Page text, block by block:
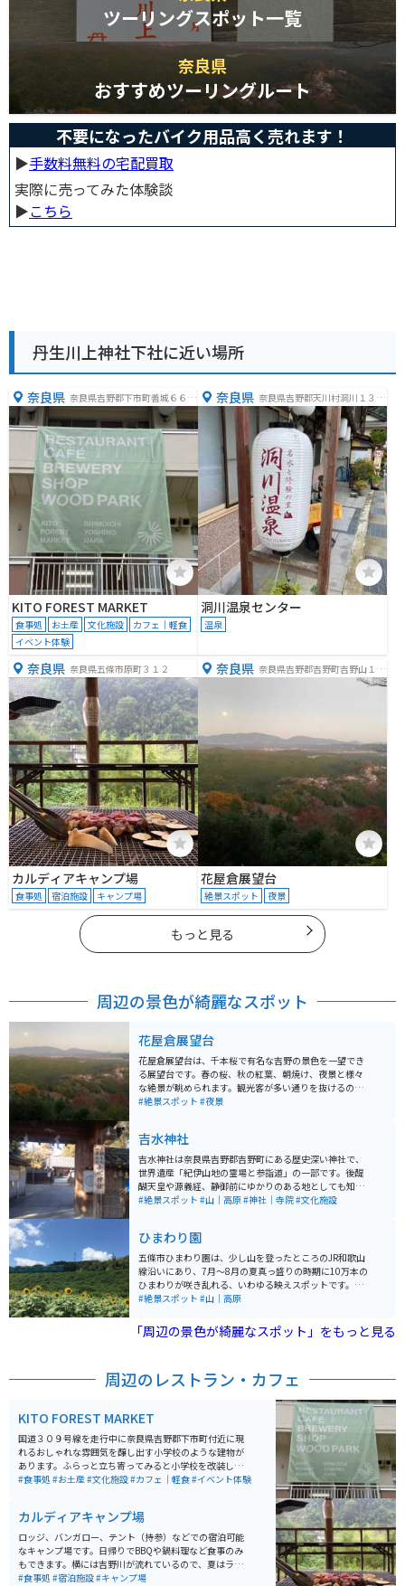
ツーリングスポット一覧
奈良県
おすすめツーリングルート
不要になったバイク用品高く売れます！
▶︎手数料無料の宅配買取
実際に売ってみた体験談
▶︎こちら
丹生川上神社下社に近い場所
奈良県 奈良県吉野郡下市町善城６６４
KITO FOREST MARKET
食事処 お土産 文化施設
カフェ｜軽食
イベント体験
奈良県 奈良県吉野郡天川村洞川１３
−１
洞川温泉センター
温泉
奈良県 奈良県五條市原町３１２
カルディアキャンプ場
食事処 宿泊施設 キャンプ場
奈良県 奈良県吉野郡吉野町吉野山１７
花屋倉展望台
絶景スポット 夜景
もっと見る
周辺の景色が綺麗なスポット
花屋倉展望台
花屋倉展望台は、千本桜で有名な吉野の景色を一望でき
る展望台です。春の桜、秋の紅葉、朝焼け、夜景と様々
な絶景が眺められます。観光客が多い通りを抜けるの
で、注意が必要です。道幅が狭く、対向車とのすれ違い
#絶景スポット #夜景
吉水神社
吉水神社は奈良県吉野郡吉野町にある歴史深い神社で、
世界遺産「紀伊山地の霊場と参詣道」の一部です。後醍
醐天皇や源義経、静御前にゆかりのある地としても知ら
れ、豊臣秀吉の花見の場所としても有名です。神社内の
折々の風景を楽しむことができます。特に春の桜の季節
は、訪れる多くの観光客で賑わいます。秀吉が訪れたと
言われている千本桜は圧巻、吉水神社が高い場所にあ
り、そこからみる桜は素晴らしい絶景となってます。豊
かな自然と歴史的建造物の美しさに触れながら、心身と
無休で開放されており、訪れやすいスポットとなってい
ます。
#絶景スポット #山｜高原#神社｜寺院#文化施設
ひまわり園
五條市ひまわり園は、少し山を登ったところのJR和歌山
線沿いにあり、7月〜8月の夏真っ盛りの時期に10万本の
ひまわりが咲き乱れる、いわゆる映えスポットです。と
にかくひまわりがあちらこちらに咲いていて、なんだか
もおすすめのスポットです。
#絶景スポット #山｜高原
「周辺の景色が綺麗なスポット」をもっと見る
周辺のレストラン・カフェ
KITO FOREST MARKET
国道３０９号線を走行中に奈良県吉野郡下市町付近に現
れるおしゃれな雰囲気を醸し出す小学校のような建物が
あります。ふらっと立ち寄ってみると小学校を改装した
複合型体験施設で、地元の農産物やデザイン商品の販
て、田舎の素晴らしさがギュッと詰まったような施設で
す。小学校を使っている点でも、ホッと心が和む場所で
す。
#食事処 #お土産#文化施設#カフェ｜軽食#イベント体験
カルディアキャンプ場
ロッジ、バンガロー、テント（持参）などでの宿泊可能
なキャンプ場です。日帰りでBBQや鍋料理など食事のみ
もできます。横には吉野川が流れているので、夏はライ
フジャケットをレンタルし泳ぐこともできます。最近、
#食事処 #宿泊施設#キャンプ場